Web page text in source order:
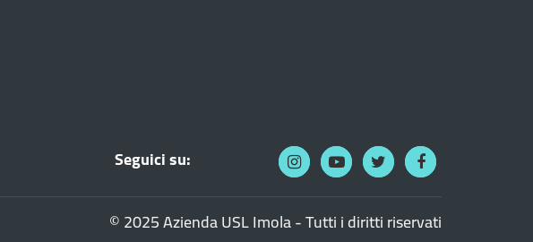
Seguici su:
© 2025 Azienda USL Imola - Tutti i diritti riservati